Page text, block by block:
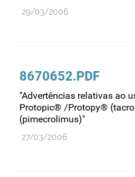
Medicamentos
Nanotecnologia
Planeamento
Plantas medicinais
Prescrição
29/03/2006
8670652.PDF
"Advertências relativas ao
Protopic® /Protopy®
(pimecrolimus)"
27/03/2006